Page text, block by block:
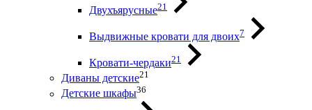
Двухъярусные21
Выдвижные кровати для двоих7
Кровати-чердаки21
Диваны детские21
Детские шкафы36